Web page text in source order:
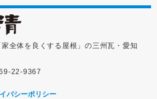
全体を良くする屋根」の三州瓦・愛知
22-9367
バシーポリシー